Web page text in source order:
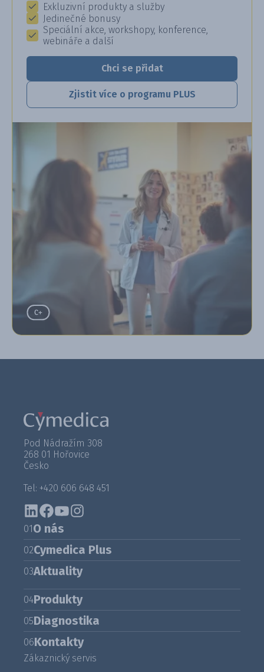
Exkluzivní produkty a služby
Jedinečné bonusy
Speciální akce, workshopy, konference,
webináře a další
Chci se přidat
Zjistit více o programu PLUS
Pod Nádražím 308
268 01 Hořovice
Česko
Tel: +420 606 648 451
01O nás
02Cymedica Plus
03Aktuality
04Produkty
05Diagnostika
06Kontakty
Zákaznický servis